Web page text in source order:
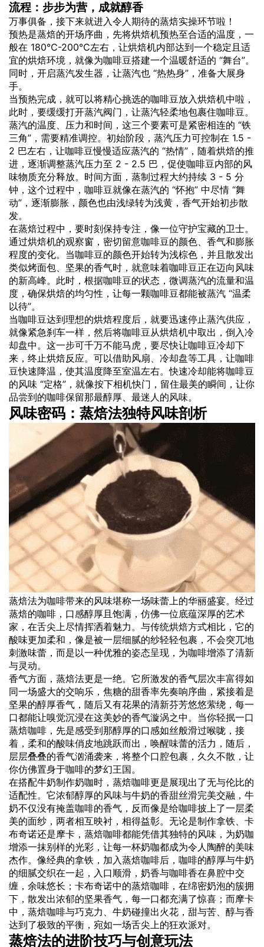
流程：步步为营，成就醇香
万事俱备，接下来就进入令人期待的蒸焙实操环节啦！
预热是蒸焙的开场序曲，先将烘焙机预热至合适的温度，一
般在 180℃-200℃左右，让烘焙机内部达到一个稳定且适
宜的烘焙环境，就像为咖啡豆搭建一个温暖舒适的 “舞台”。
同时，开启蒸汽发生器，让蒸汽也 “热热身”，准备大展身
手。
当预热完成，就可以将精心挑选的咖啡豆放入烘焙机中啦，
此时，要缓缓打开蒸汽阀门，让蒸汽轻柔地包裹住咖啡豆。
蒸汽的温度、压力和时间，这三个要素可是紧密相连的 “铁
三角”，需要精准调控。初始阶段，蒸汽压力可控制在 1.5 -
2 巴左右，让咖啡豆慢慢适应蒸汽的 “热情”，随着烘焙的推
进，逐渐调整蒸汽压力至 2 - 2.5 巴，促使咖啡豆内部的风
味物质充分释放。时间方面，蒸制过程大约持续 3 - 5 分
钟，这个过程中，咖啡豆就像在蒸汽的 “怀抱” 中尽情 “舞
动”，逐渐膨胀，颜色也由浅绿转为浅黄，香气开始初步散
发。
在蒸焙过程中，要时刻保持专注，像一位守护宝藏的卫士。
通过烘焙机的观察窗，密切留意咖啡豆的颜色、香气和膨胀
程度的变化。当咖啡豆的颜色开始转为浅棕色，并且散发出
类似烤面包、坚果的香气时，就意味着咖啡豆正在迈向风味
的新高峰。此时，根据咖啡豆的状态，微调蒸汽的流量和温
度，确保烘焙的均匀性，让每一颗咖啡豆都能被蒸汽 “温柔
以待”。
当咖啡豆达到理想的烘焙程度后，就要迅速停止蒸汽供应，
就像紧急刹车一样，然后将咖啡豆从烘焙机中取出，倒入冷
却盘中。这一步可千万不能马虎，要尽快让咖啡豆冷却下
来，终止烘焙反应。可以借助风扇、冷却盘等工具，让咖啡
豆快速降温，使其温度降至室温左右。快速冷却能将咖啡豆
的风味 “定格”，就像按下相机快门，留住最美的瞬间，让你
品尝到的咖啡保留那最醇厚、最迷人的风味。
风味密码：蒸焙法独特风味剖析
蒸焙法为咖啡带来的风味堪称一场味蕾上的华丽盛宴。经过
蒸焙的咖啡，口感醇厚且饱满，仿佛一位底蕴深厚的艺术
家，在舌尖上尽情挥洒着魅力。与传统烘焙方式相比，它的
酸味更加柔和，像是被一层细腻的纱轻轻包裹，不会突兀地
刺激味蕾，而是以一种优雅的姿态呈现，为咖啡增添了清新
与灵动。
香气方面，蒸焙法更是一绝。它所激发的香气层次丰富得如
同一场盛大的交响乐，焦糖的甜香率先奏响序曲，紧接着是
坚果的醇厚香气，随后又有花果的清新芬芳悠悠萦绕，每一
口都能让嗅觉沉浸在这美妙的香气漩涡之中。当你轻抿一口
蒸焙咖啡，先是感受到那醇厚的口感如丝般滑过喉咙，接
着，柔和的酸味俏皮地跳跃而出，唤醒味蕾的活力，随后，
层层叠叠的香气汹涌袭来，将整个口腔包裹，久久不散，让
你仿佛置身于咖啡的梦幻王国。
在搭配牛奶制作奶咖时，蒸焙咖啡更是展现出了无与伦比的
适配性。它浓郁醇厚的风味与牛奶的香甜丝滑完美交融，牛
奶不仅没有掩盖咖啡的香气，反而像是给咖啡披上了一层柔
美的面纱，两者相互映衬，相得益彰。无论是制作拿铁、卡
布奇诺还是摩卡，蒸焙咖啡都能凭借其独特的风味，为奶咖
增添一抹别样的光彩，让每一杯奶咖都成为令人陶醉的美味
杰作。像经典的拿铁，加入蒸焙咖啡后，咖啡的醇厚与牛奶
的细腻交织在一起，入口顺滑，奶香与咖啡香在鼻腔中交
缠，余味悠长；卡布奇诺中的蒸焙咖啡，在绵密奶泡的簇拥
下，散发出浓郁的坚果香气，每一口都充满了惊喜；而摩卡
中，蒸焙咖啡与巧克力、牛奶碰撞出火花，甜与苦、醇与香
达到了极致的平衡，宛如一场舌尖上的狂欢派对。
蒸焙法的进阶技巧与创意玩法